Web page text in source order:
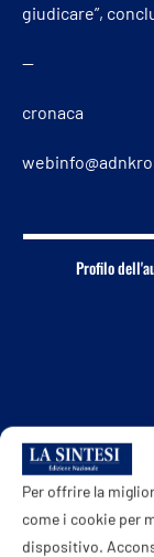
Per offrire la
come i cookie per
dispositivo.
giudicare”,
—
cronaca
Profilo